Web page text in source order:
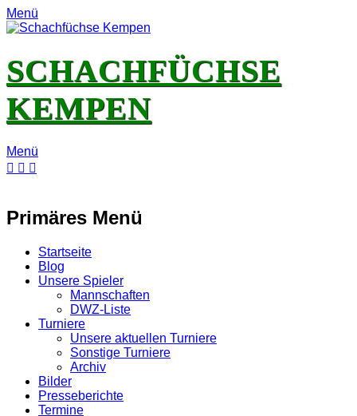
Menü
SCHACHFÜCHSE
KEMPEN
Menü
E-
FeedYouTube
Primäres Menü
Zum
Inhalt
springen
Startseite
Blog
Unsere Spieler
Mannschaften
DWZ-Liste
Turniere
Unsere aktuellen Turniere
Sonstige Turniere
Archiv
Bilder
Presseberichte
Termine